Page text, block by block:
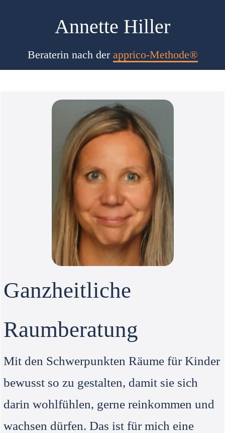
Annette Hiller
Beraterin nach der apprico-Methode®
Ganzheitliche
Raumberatung
Mit den Schwerpunkten Räume für Kinder
bewusst so zu gestalten, damit sie sich
darin wohlfühlen, gerne reinkommen und
wachsen dürfen. Das ist für mich eine